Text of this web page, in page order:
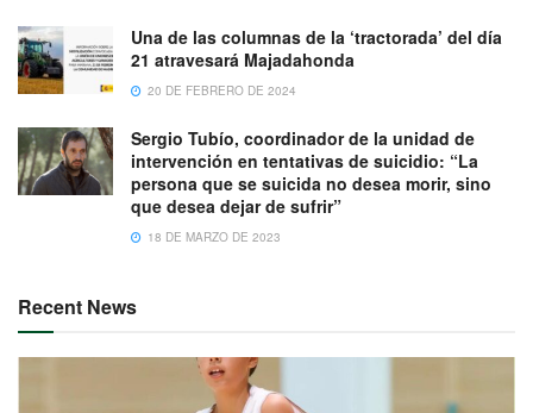
Una de las columnas de la ‘tractorada’ del día
21 atravesará Majadahonda
20 DE FEBRERO DE 2024
Sergio Tubío, coordinador de la unidad de
intervención en tentativas de suicidio: “La
persona que se suicida no desea morir, sino
que desea dejar de sufrir”
18 DE MARZO DE 2023
Recent News